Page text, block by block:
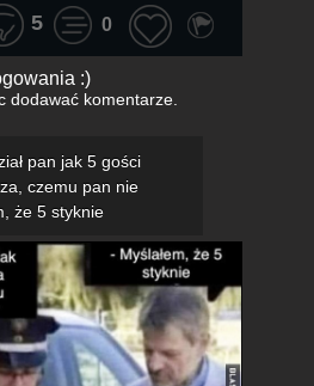
5 0
:)
dodawać komentarze.
pan jak 5 gości
czemu pan nie
że 5 styknie